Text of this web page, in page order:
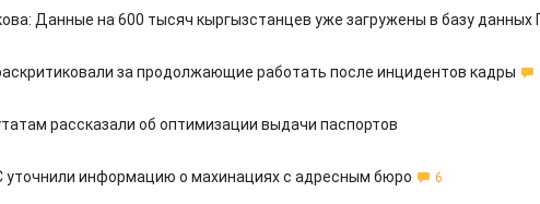
Данные на 600 тысяч кыргызстанцев уже загружены в базу данных
за продолжающие работать после инцидентов кадры
рассказали об оптимизации выдачи паспортов
уточнили информацию о махинациях с адресным бюро 6